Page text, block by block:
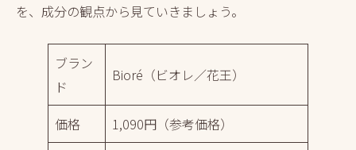
を、成分の観点から見ていきましょう。
ブラン
ド
Bioré（ビオレ／花王）
価格
1,090円（参考価格）